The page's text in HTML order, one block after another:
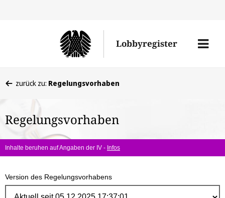
Lobbyregister
Menü
befinden
hier:
zurück zu: Regelungsvorhaben
Regelungsvorhaben
Inhalte beruhen auf Angaben der IV - Infos
Version des Regelungsvorhabens